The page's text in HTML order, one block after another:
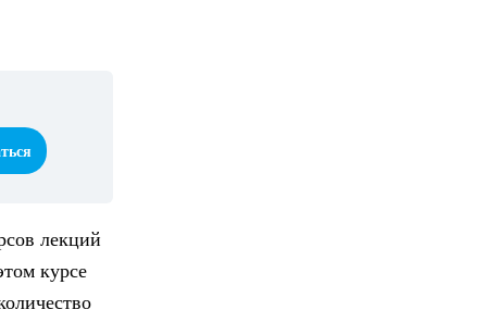
лекций
курсе